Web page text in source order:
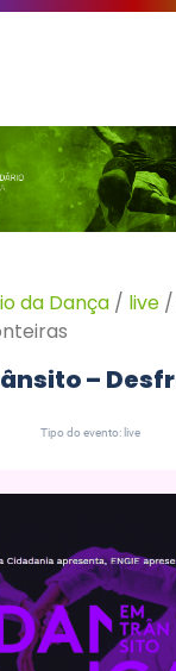
da Dança / live /
–
Tipo do evento: live